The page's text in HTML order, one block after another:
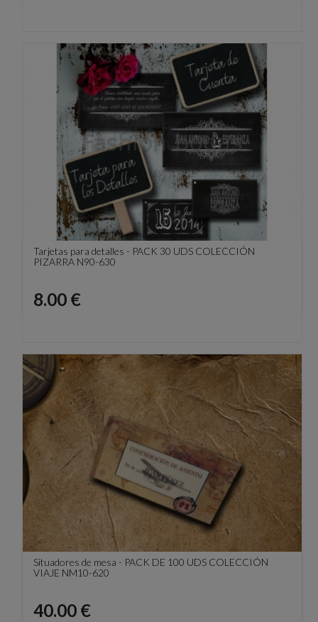
Tarjetas para detalles - PACK 30 UDS COLECCIÓN
PIZARRA N90-630
Precio
8.00 €
Situadores de mesa - PACK DE 100 UDS COLECCIÓN
VIAJE NM10-620
Precio
40.00 €